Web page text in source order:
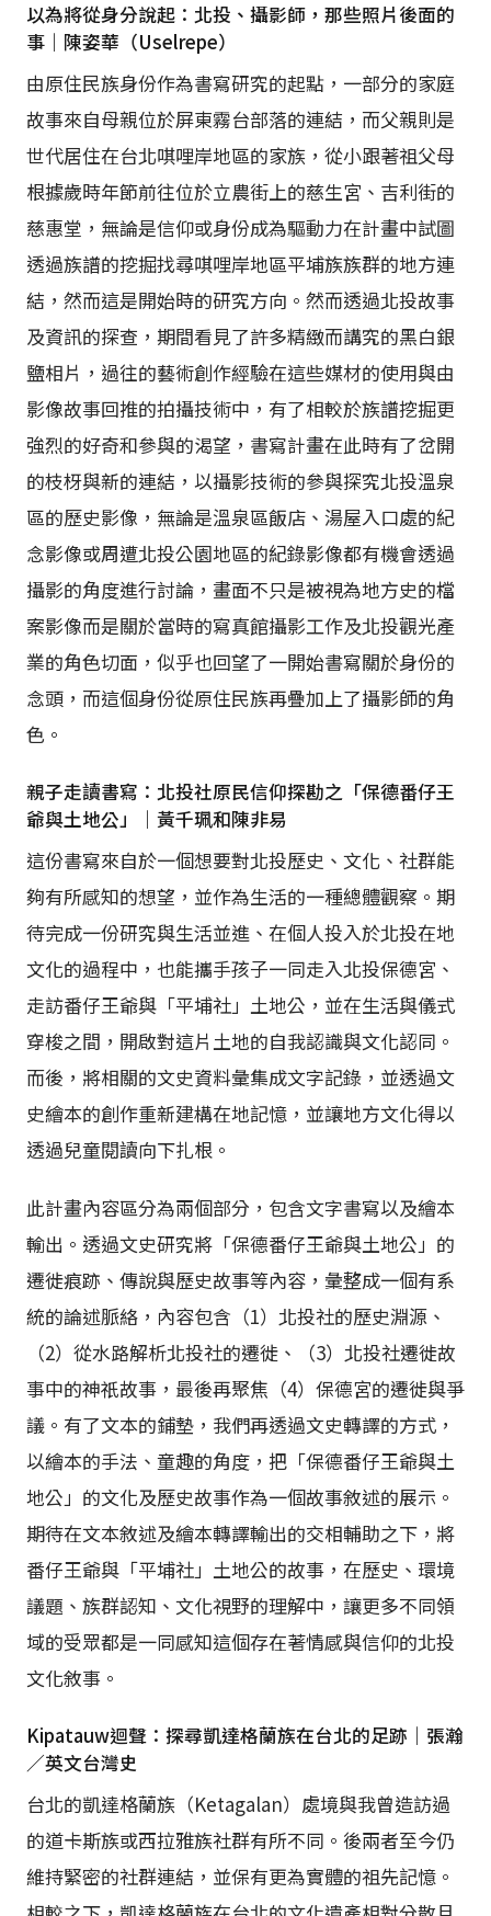
以為將從身分說起：北投、攝影師，那些照片後面的
事｜陳姿華（Uselrepe）
由原住民族身份作為書寫研究的起點，一部分的家庭
故事來自母親位於屏東霧台部落的連結，而父親則是
世代居住在台北唭哩岸地區的家族，從小跟著祖父母
根據歲時年節前往位於立農街上的慈生宮、吉利街的
慈惠堂，無論是信仰或身份成為驅動力在計畫中試圖
透過族譜的挖掘找尋唭哩岸地區平埔族族群的地方連
結，然而這是開始時的研究方向。然而透過北投故事
及資訊的探查，期間看見了許多精緻而講究的黑白銀
鹽相片，過往的藝術創作經驗在這些媒材的使用與由
影像故事回推的拍攝技術中，有了相較於族譜挖掘更
強烈的好奇和參與的渴望，書寫計畫在此時有了岔開
的枝枒與新的連結，以攝影技術的參與探究北投溫泉
區的歷史影像，無論是溫泉區飯店、湯屋入口處的紀
念影像或周遭北投公園地區的紀錄影像都有機會透過
攝影的角度進行討論，畫面不只是被視為地方史的檔
案影像而是關於當時的寫真館攝影工作及北投觀光產
業的角色切面，似乎也回望了一開始書寫關於身份的
念頭，而這個身份從原住民族再疊加上了攝影師的角
色。
親子走讀書寫：北投社原民信仰探勘之「保德番仔王
爺與土地公」｜黃千珮和陳非易
這份書寫來自於一個想要對北投歷史、文化、社群能
夠有所感知的想望，並作為生活的一種總體觀察。期
待完成一份研究與生活並進、在個人投入於北投在地
文化的過程中，也能攜手孩子一同走入北投保德宮、
走訪番仔王爺與「平埔社」土地公，並在生活與儀式
穿梭之間，開啟對這片土地的自我認識與文化認同。
而後，將相關的文史資料彙集成文字記錄，並透過文
史繪本的創作重新建構在地記憶，並讓地方文化得以
透過兒童閱讀向下扎根。
此計畫內容區分為兩個部分，包含文字書寫以及繪本
輸出。透過文史研究將「保德番仔王爺與土地公」的
遷徙痕跡、傳說與歷史故事等內容，彙整成一個有系
統的論述脈絡，內容包含（1）北投社的歷史淵源、
（2）從水路解析北投社的遷徙、（3）北投社遷徙故
事中的神祇故事，最後再聚焦（4）保德宮的遷徙與爭
議。有了文本的鋪墊，我們再透過文史轉譯的方式，
以繪本的手法、童趣的角度，把「保德番仔王爺與土
地公」的文化及歷史故事作為一個故事敘述的展示。
期待在文本敘述及繪本轉譯輸出的交相輔助之下，將
番仔王爺與「平埔社」土地公的故事，在歷史、環境
議題、族群認知、文化視野的理解中，讓更多不同領
域的受眾都是一同感知這個存在著情感與信仰的北投
文化敘事。
Kipatauw迴聲：探尋凱達格蘭族在台北的足跡｜張瀚
／英文台灣史
台北的凱達格蘭族（Ketagalan）處境與我曾造訪過
的道卡斯族或西拉雅族社群有所不同。後兩者至今仍
維持緊密的社群連結，並保有更為實體的祖先記憶。